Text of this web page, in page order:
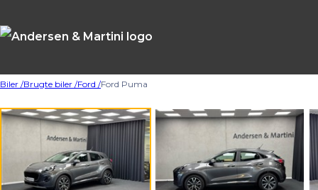
Biler /Brugte biler /Ford /Ford Puma